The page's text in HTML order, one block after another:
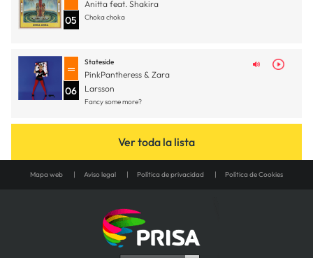
05
Anitta feat. Shakira
Choka choka
06
Stateside
PinkPantheress & Zara
Larsson
Fancy some more?
Ver toda la lista
Mapa web Aviso legal Política de privacidad Política de Cookies